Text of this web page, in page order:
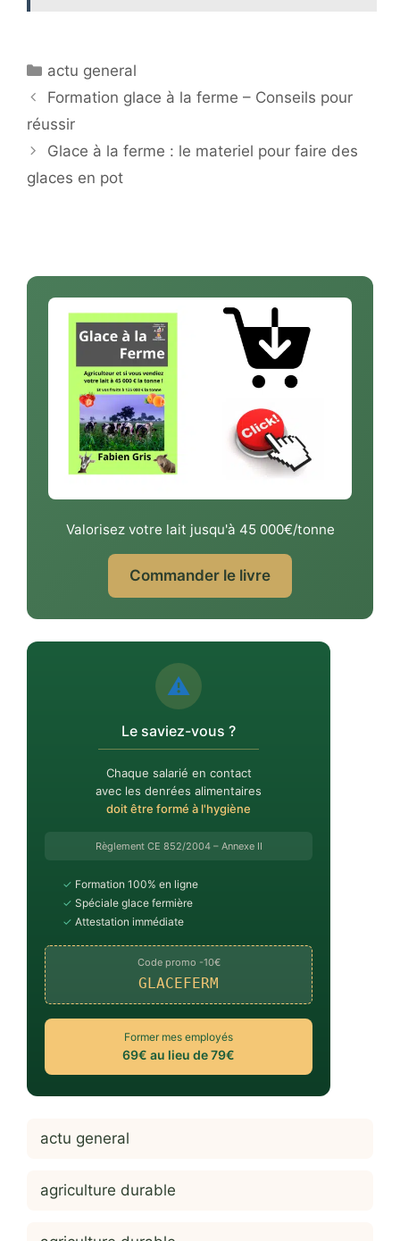
Catégories
actu general
Formation glace à la ferme – Conseils pour
réussir
Glace à la ferme : le materiel pour faire des
glaces en pot
Valorisez votre lait jusqu'à 45 000€/tonne
Commander le livre
⚠️
Le saviez-vous ?
Chaque salarié en contact
avec les denrées alimentaires
doit être formé à l'hygiène
Règlement CE 852/2004 – Annexe II
✓ Formation 100% en ligne
✓ Spéciale glace fermière
✓ Attestation immédiate
Code promo -10€
GLACEFERM
Former mes employés
69€ au lieu de 79€
actu general
agriculture durable